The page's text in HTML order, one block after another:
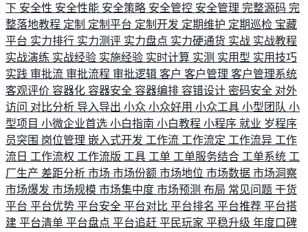
下 安全性 安全性能 安全策略 安全管控 安全管理 完整源码 完
整落地教程 定制 定制平台 定制开发 定期维护 定期巡检 宝藏
平台 实力排行 实力测评 实力盘点 实力硬通货 实战 实战教程
实战演练 实战经验 实施经验 实时计算 实测 实用型 实用技巧
实践 审批流 审批流程 审批逻辑 客户 客户管理 客户管理系统
客观评价 容器化 容器安全 容器编排 容错设计 密码安全 对外
访问 对比分析 导入导出 小众 小众好用 小众工具 小型团队 小
型项目 小微企业首选 小白指南 小白教程 小程序 就业 岁程序
员突围 岗位管理 嵌入式开发 工作流 工作流定 工作流异 工作
流日 工作流权 工作流版 工具 工单 工单服务结合 工单系统 工
厂生产 差距分析 市场 市场份额 市场地位 市场数据 市场洞察
市场爆发 市场规模 市场集中度 市场预测 布局 常见问题 干货
平台 平台优势 平台安全 平台对比 平台排名 平台推荐 平台搭
建 平台清单 平台盘点 平台追赶 平民玩家 平稳升级 年度口碑